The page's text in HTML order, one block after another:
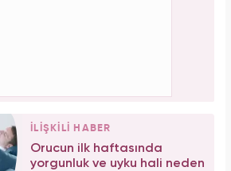
İLİŞKİLİ HABER
Orucun ilk haftasında
yorgunluk ve uyku hali neden